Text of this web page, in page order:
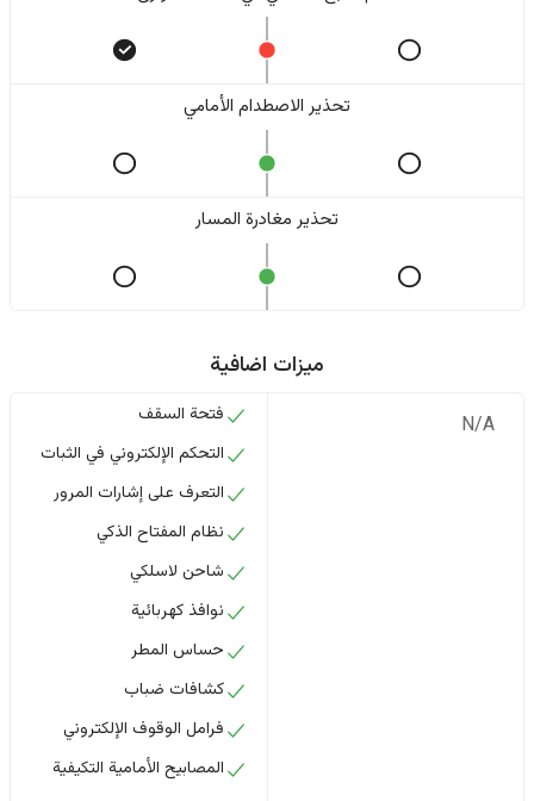
تحذير الاصطدام الأمامي
تحذير مغادرة المسار
ميزات اضافية
N/A
فتحة السقف
التحكم الإلكتروني في الثبات
التعرف على إشارات المرور
نظام المفتاح الذكي
شاحن لاسلكي
نوافذ كهربائية
حساس المطر
كشافات ضباب
فرامل الوقوف الإلكتروني
المصابيح الأمامية التكيفية